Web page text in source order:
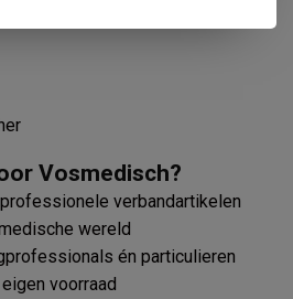
Vosmedisch?
verbandartikelen
wereld
én particulieren
voorraad